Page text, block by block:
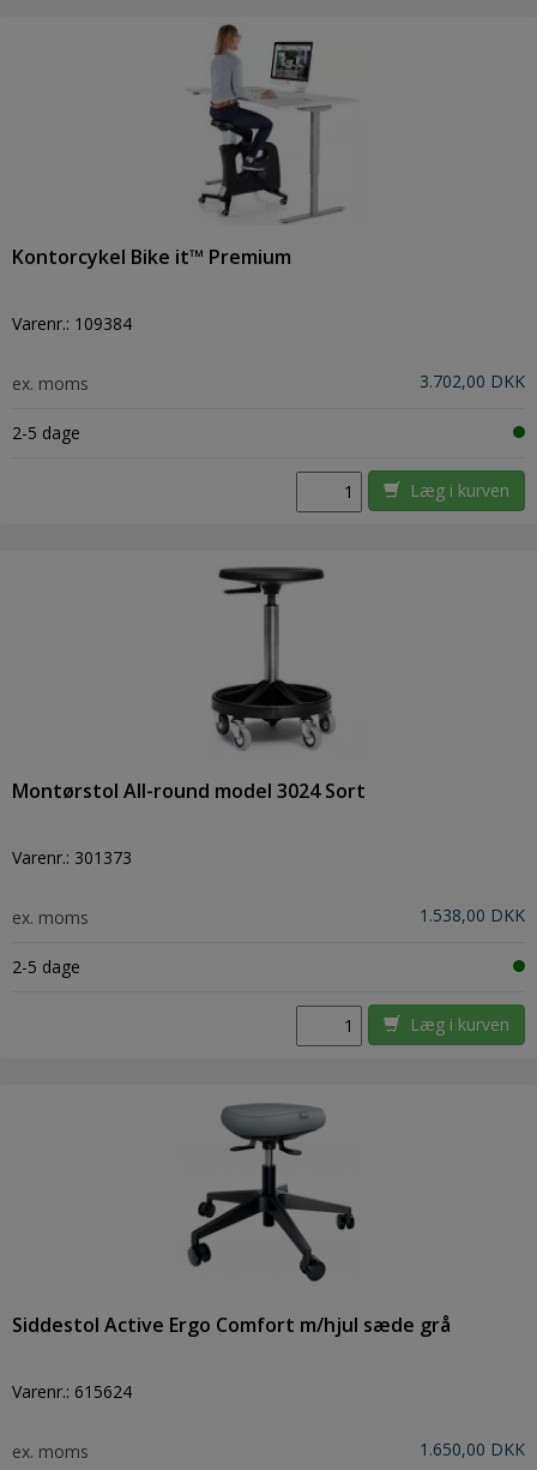
Kontorcykel Bike it™ Premium
Varenr.: 109384
ex. moms 3.702,00 DKK
2-5 dage
Læg i kurven
Montørstol All-round model 3024 Sort
Varenr.: 301373
ex. moms 1.538,00 DKK
2-5 dage
Læg i kurven
Siddestol Active Ergo Comfort m/hjul sæde grå
Varenr.: 615624
ex. moms 1.650,00 DKK